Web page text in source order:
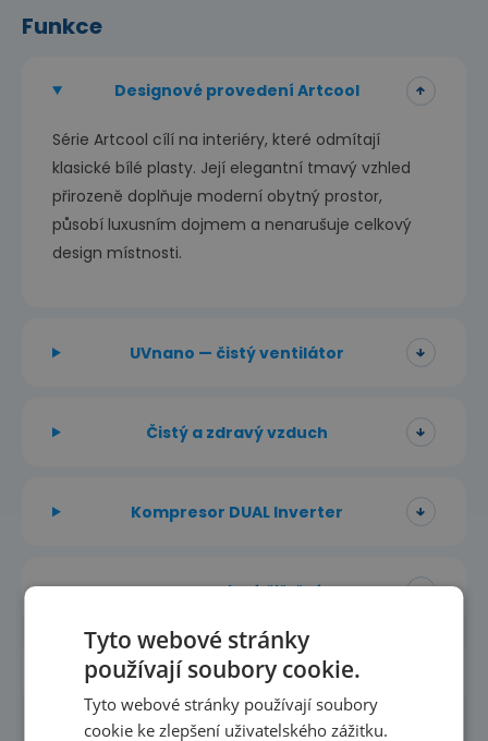
Funkce
Designové provedení Artcool
Série Artcool cílí na interiéry, které odmítají
klasické bílé plasty. Její elegantní tmavý vzhled
přirozeně doplňuje moderní obytný prostor,
působí luxusním dojmem a nenarušuje celkový
design místnosti.
UVnano — čistý ventilátor
Čistý a zdravý vzduch
Kompresor DUAL Inverter
Automatické čištění
Ovládání přes Wi-Fi (LG ThinQ)
Tyto webové stránky
používají soubory cookie.
Tyto webové stránky používají soubory
cookie ke zlepšení uživatelského zážitku.